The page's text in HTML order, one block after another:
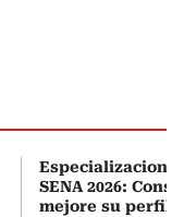
SENA 2026:
mejore su perfil